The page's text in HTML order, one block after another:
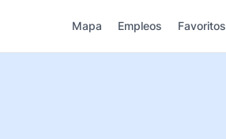
Mapa Empleos Favoritos